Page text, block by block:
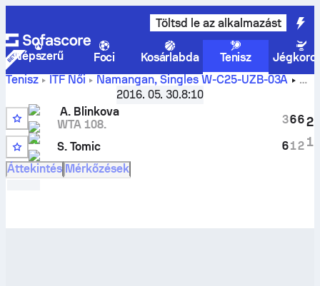
Töltsd le az alkalmazást
Népszerű Foci Kosárlabda Tenisz
Tenisz
ITF Női
Namangan, Singles W-C25-UZB-03A
Sara Tomicélő eredmények és H2H
eredmények
2016. 05. 30.8:10
Q
A. Blinkova
WTA 108.
S. Tomic
3
6
6
1
6
2
2
1
Áttekintés Mérkőzések